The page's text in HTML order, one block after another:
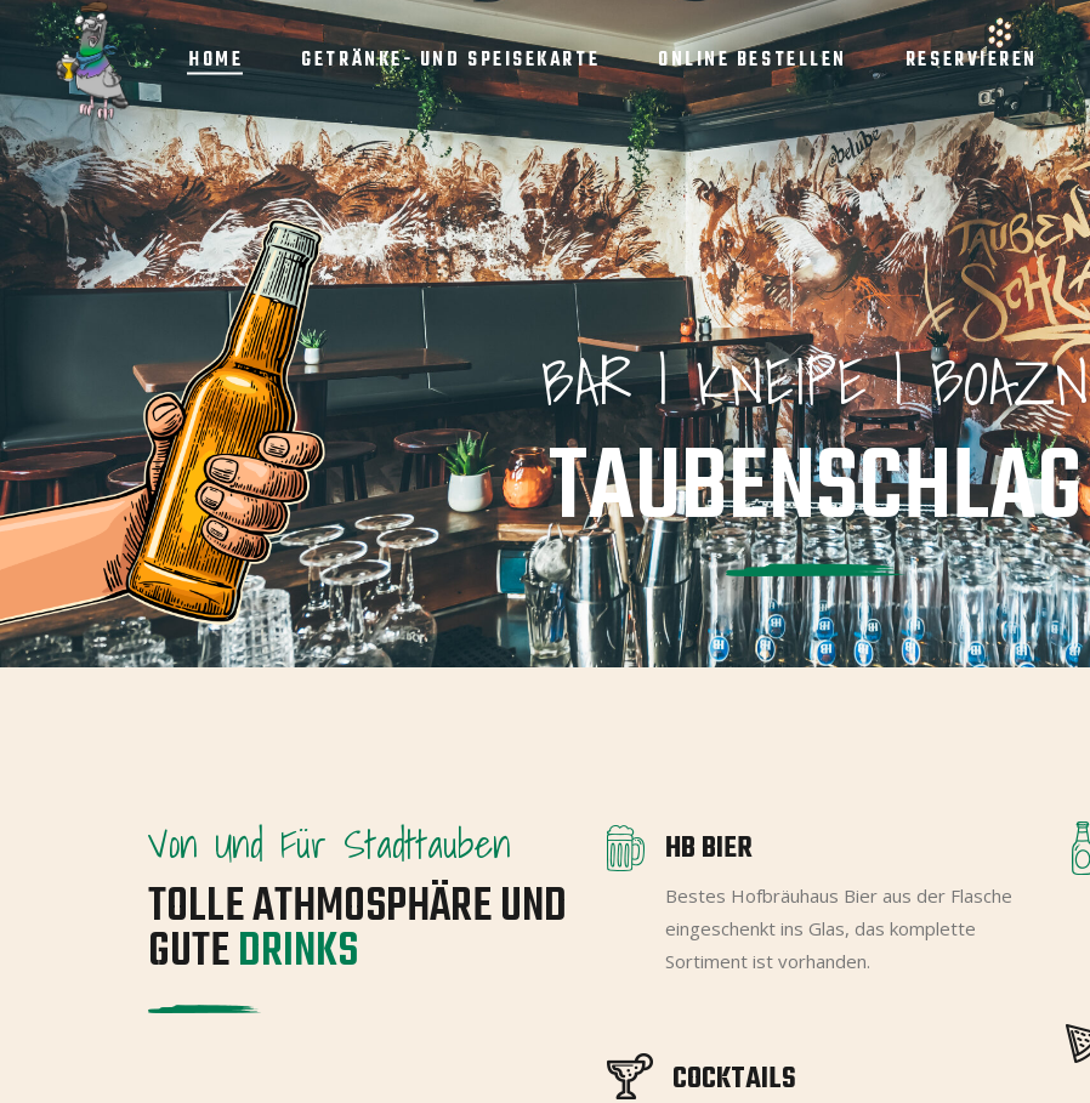
HOME GETRÄNKE- UND SPEISEKARTE ONLINE BESTELLEN RESERVIEREN
BAR | KNEIPE | BOAZN
TAUBENSCHLAG
Von Und Für Stadttauben
TOLLE ATHMOSPHÄRE UND
GUTEDRINKS
HB BIER
Bestes Hofbräuhaus Bier aus der Flasche
eingeschenkt ins Glas, das komplette
Sortiment ist vorhanden.
COCKTAILS